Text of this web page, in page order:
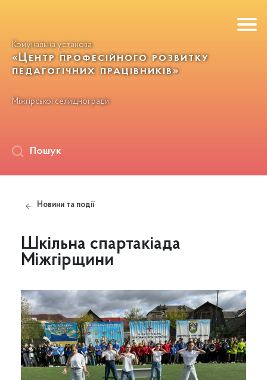
Комунальна установа
«Центр професійного розвитку
педагогічних працівників»
Міжгірської селищної ради
Пошук
Новини та події
Шкільна спартакіада
Міжгірщини